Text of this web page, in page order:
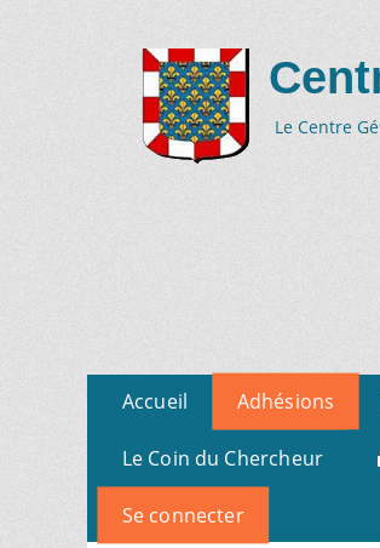
Le Centre
Menu
primaire
contenu
Accueil Adhésions
Le Coin du Chercheur
Se connecter